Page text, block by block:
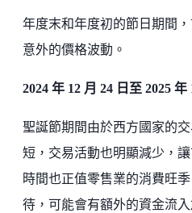
年度末和年度初的節日期間
意外的價格波動。
2024 年 12 月 24 日至 2025
聖誕節期間由於西方國家的
短，交易活動也明顯減少，
時間也正值零售業的消費旺
待，可能會有額外的資金流入